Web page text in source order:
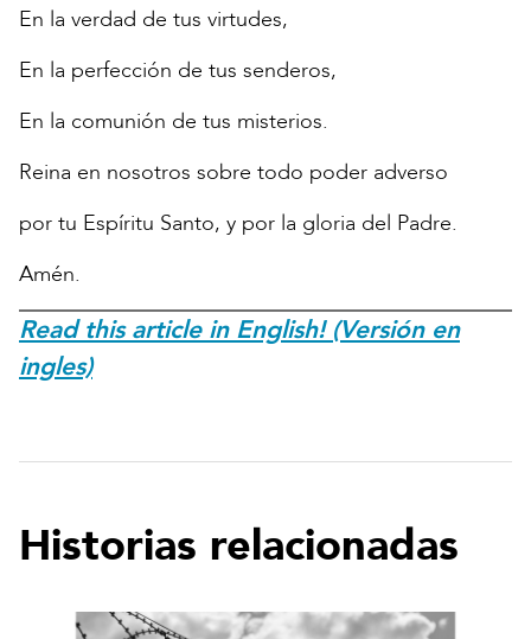
En la verdad de tus virtudes,
En la perfección de tus senderos,
En la comunión de tus misterios.
Reina en nosotros sobre todo poder adverso
por tu Espíritu Santo, y por la gloria del Padre.
Amén.
Read this article in English! (Versión en
ingles)
Historias relacionadas